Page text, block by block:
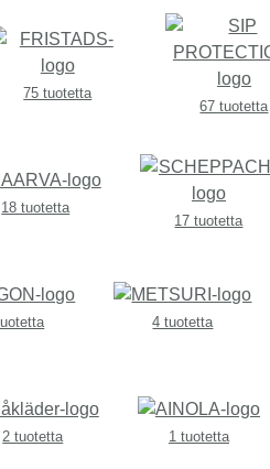
75 tuotetta
67 tuotetta
18 tuotetta
17 tuotetta
4 tuotetta
2 tuotetta
1 tuotetta